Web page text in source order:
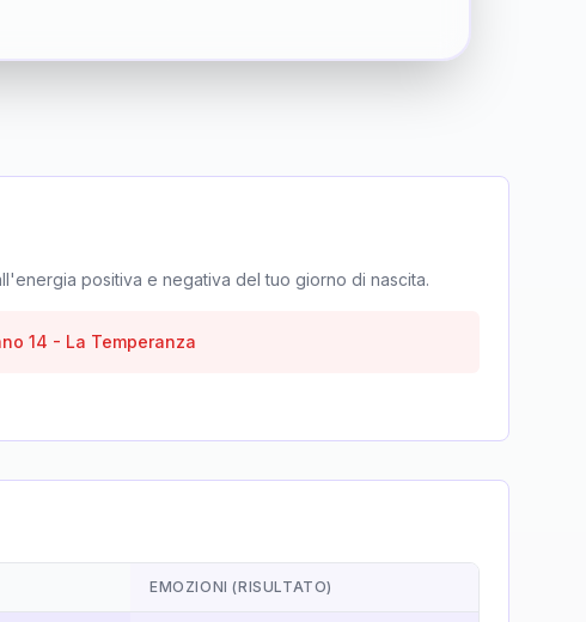
positiva e negativa del tuo giorno di nascita.
14 - La Temperanza
EMOZIONI (RISULTATO)